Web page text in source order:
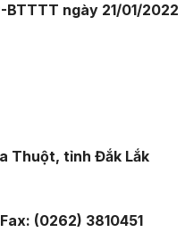
BTTTT ngày 21/01/2022
Thuột, tỉnh Đắk Lắk
(0262) 3810451